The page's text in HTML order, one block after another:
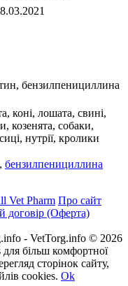
бензилпенициллина
коні, лошата, свині,
козенята, собаки,
нутрії, кролики
, бензилпенициллина
Vet Pharm Про сайт
договір (Оферта)
- VetTorg.info © 2026
більш комфортної
сторінок сайту,
cookies. Ok